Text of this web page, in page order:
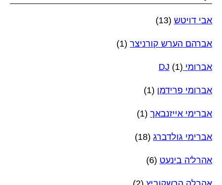
אבי דויטש (13)
אברהם הערש קורניצר (1)
אברומי DJ (1)
אברומי פרידמן (1)
אברימי אייזנבאך (1)
אברימי גולדברג (18)
אהרל'ה בינעט (6)